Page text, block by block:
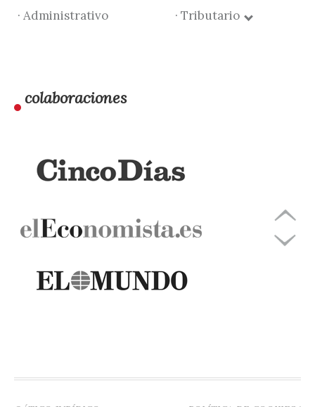
· Administrativo
· Tributario
colaboraciones